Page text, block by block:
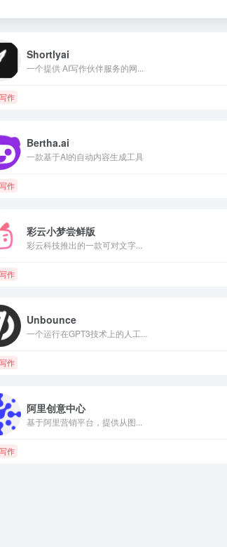
Shortlyai
一个提供 AI写作伙伴服务的网...
作
Bertha.ai
一款基于AI的自动内容生成工具
作
彩云小梦尝鲜版
彩云科技推出的一款可对文字...
作
Unbounce
一个运行在GPT3技术上的人工...
作
阿里创意中心
基于阿里营销平台，提供从图...
作